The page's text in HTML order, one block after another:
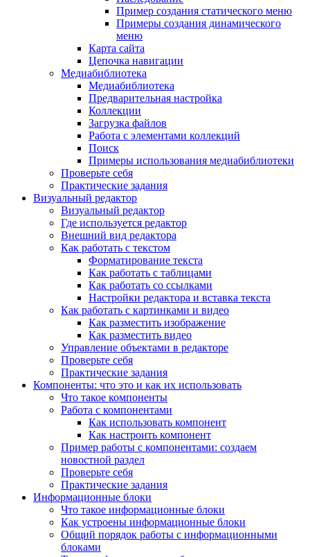
Пример создания статического меню
Примеры создания динамического
меню
Карта сайта
Цепочка навигации
Медиабиблиотека
Медиабиблиотека
Предварительная настройка
Коллекции
Загрузка файлов
Работа с элементами коллекций
Поиск
Примеры использования медиабиблиотеки
Проверьте себя
Практические задания
Визуальный редактор
Визуальный редактор
Где используется редактор
Внешний вид редактора
Как работать с текстом
Форматирование текста
Как работать с таблицами
Как работать со ссылками
Настройки редактора и вставка текста
Как работать с картинками и видео
Как разместить изображение
Как разместить видео
Управление объектами в редакторе
Проверьте себя
Практические задания
Компоненты: что это и как их использовать
Что такое компоненты
Работа с компонентами
Как использовать компонент
Как настроить компонент
Пример работы с компонентами: создаем
новостной раздел
Проверьте себя
Практические задания
Информационные блоки
Что такое информационные блоки
Как устроены информационные блоки
Общий порядок работы с информационными
блоками